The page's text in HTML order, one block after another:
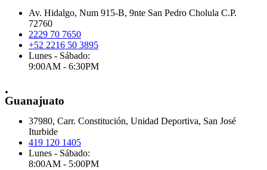
Av. Hidalgo, Num 915-B, 9nte San Pedro Cholula C.P.
72760
2229 70 7650
+52 2216 50 3895
Lunes - Sábado:
9:00AM - 6:30PM
.
Guanajuato
37980, Carr. Constitución, Unidad Deportiva, San José
Iturbide
419 120 1405
Lunes - Sábado:
8:00AM - 5:00PM